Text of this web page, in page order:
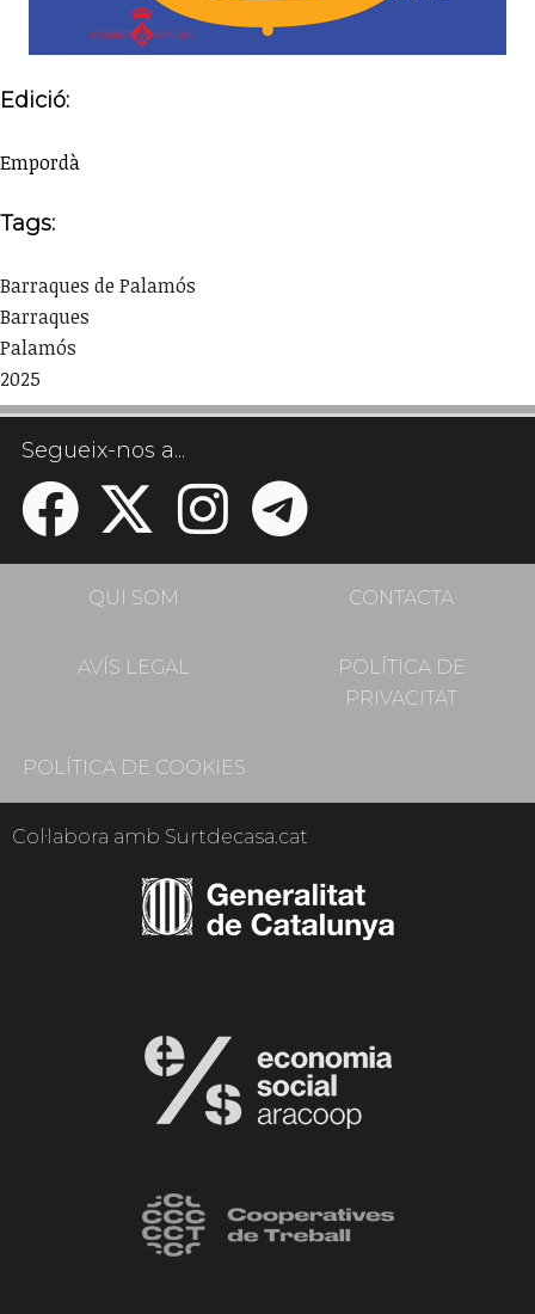
Edició:
Empordà
Tags:
Barraques de Palamós
Barraques
Palamós
2025
Segueix-nos a...
QUI SOM CONTACTA
AVÍS LEGAL
POLÍTICA DE
PRIVACITAT
POLÍTICA DE COOKIES
Col·labora amb Surtdecasa.cat